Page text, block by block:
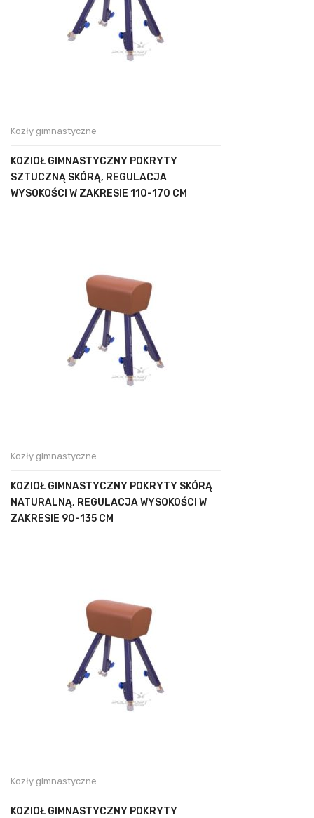
Kozły gimnastyczne
KOZIOŁ GIMNASTYCZNY POKRYTY
SZTUCZNĄ SKÓRĄ, REGULACJA
WYSOKOŚCI W ZAKRESIE 110-170 CM
Kozły gimnastyczne
KOZIOŁ GIMNASTYCZNY POKRYTY SKÓRĄ
NATURALNĄ, REGULACJA WYSOKOŚCI W
ZAKRESIE 90-135 CM
Kozły gimnastyczne
KOZIOŁ GIMNASTYCZNY POKRYTY